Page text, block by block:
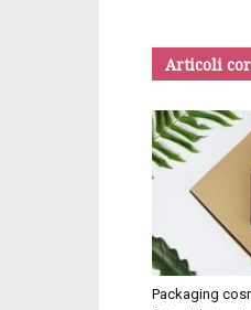
Articoli
Packaging